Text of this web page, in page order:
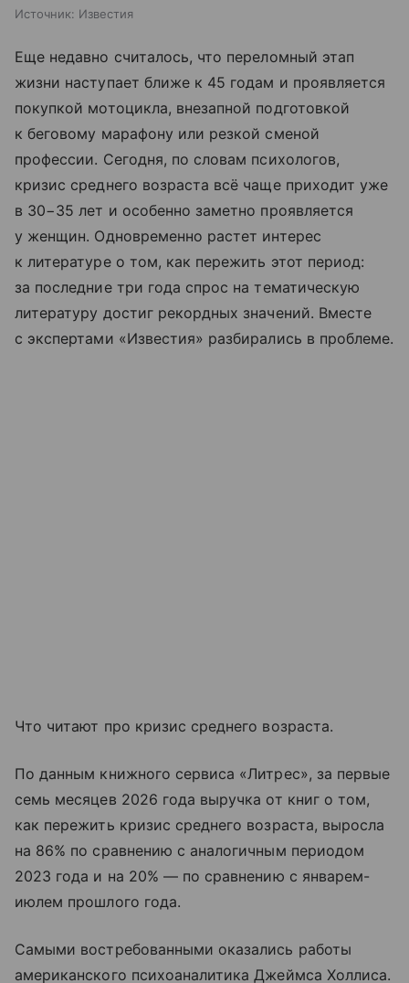
Источник: Известия
Еще недавно считалось, что переломный этап
жизни наступает ближе к 45 годам и проявляется
покупкой мотоцикла, внезапной подготовкой
к беговому марафону или резкой сменой
профессии. Сегодня, по словам психологов,
кризис среднего возраста всё чаще приходит уже
в 30−35 лет и особенно заметно проявляется
у женщин. Одновременно растет интерес
к литературе о том, как пережить этот период:
за последние три года спрос на тематическую
литературу достиг рекордных значений. Вместе
с экспертами «Известия» разбирались в проблеме.
Что читают про кризис среднего возраста.
По данным книжного сервиса «Литрес», за первые
семь месяцев 2026 года выручка от книг о том,
как пережить кризис среднего возраста, выросла
на 86% по сравнению с аналогичным периодом
2023 года и на 20% — по сравнению с январем-
июлем прошлого года.
Самыми востребованными оказались работы
американского психоаналитика Джеймса Холлиса.